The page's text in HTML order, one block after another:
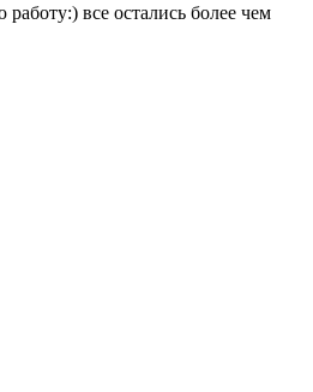
все остались более чем